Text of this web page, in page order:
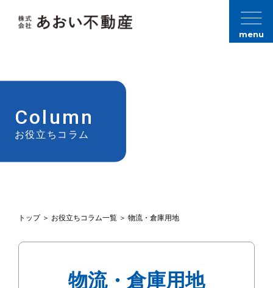
menu
Column
お役立ちコラム
トップ＞ お役立ちコラム一覧＞ 物流・倉庫用地
物流・倉庫用地